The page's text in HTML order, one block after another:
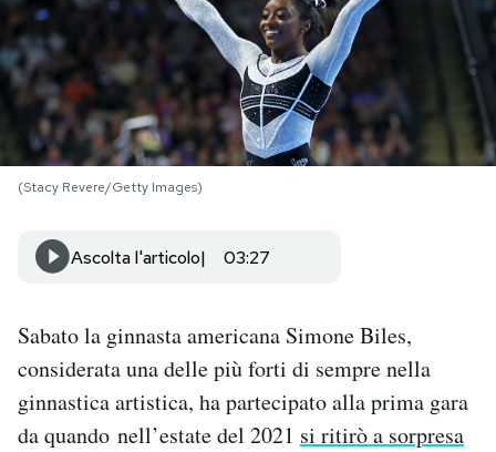
NEWSLETTER
I MIEI PREFERITI
AREA PERSONALE
Area Personale
Newsletter
(Stacy Revere/Getty Images)
Ascolta l'articolo 03:27
Sabato la ginnasta americana Simone Biles,
considerata una delle più forti di sempre nella
ginnastica artistica, ha partecipato alla prima gara
da quando nell’estate del 2021 si ritirò a sorpresa